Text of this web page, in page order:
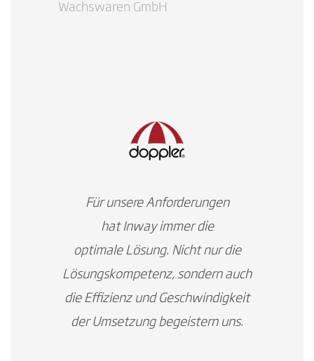
Wachswaren GmbH
Für unsere Anforderungen
hat Inway immer die
optimale Lösung. Nicht nur die
Lösungskompetenz, sondern auch
die Effizienz und Geschwindigkeit
der Umsetzung begeistern uns.